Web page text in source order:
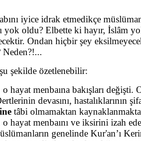
iyice idrak etmedikçe
yok oldu? Elbette ki hayır, İslâm
Ondan hiçbir şey
Neden?!...
şekilde özetlenebilir:
hayat menbaına bakışları
devasını, hastalıklarının
tâbi olmamaktan
hayat menbaını ve iksirini izah
genelinde Kur'an’ı